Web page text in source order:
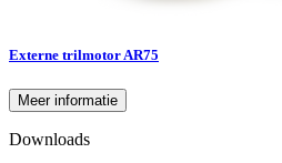
Externe trilmotor AR75
Meer informatie
Downloads